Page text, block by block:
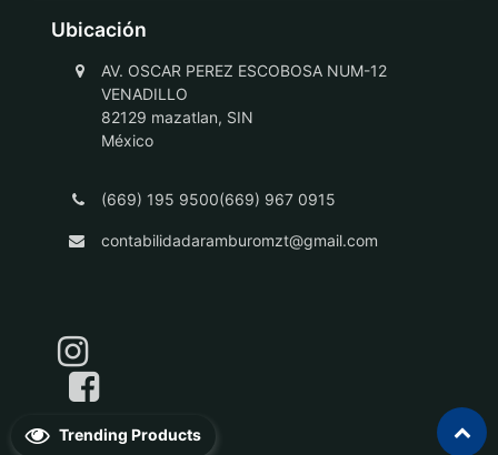
Trending Products
Ubicación
AV. OSCAR PEREZ ESCOBOSA NUM-12
VENADILLO
82129 mazatlan, SIN
México
(669) 195 9500(669) 967 0915
contabilidadaramburomzt@gmail.com